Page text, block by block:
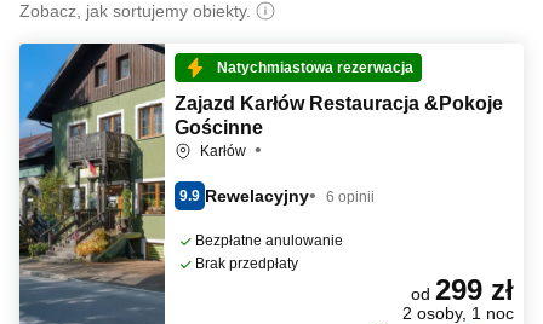
Zobacz, jak sortujemy obiekty.
Natychmiastowa rezerwacja
Zajazd Karłów Restauracja &Pokoje
Gościnne
Karłów
9.9 Rewelacyjny 6 opinii
Bezpłatne anulowanie
Brak przedpłaty
od 299 zł
2 osoby, 1 noc